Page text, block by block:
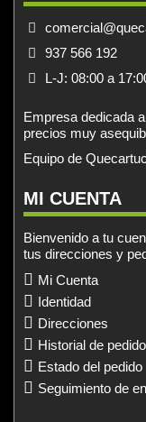
937 566 192
L-J: 08:00 a
Empresa dedicada
precios muy
Equipo de
MI CUENTA
Bienvenido a tu
tus direcciones y
Mi Cuenta
Identidad
Direcciones
Historial de
Estado del pedido
Seguimiento de